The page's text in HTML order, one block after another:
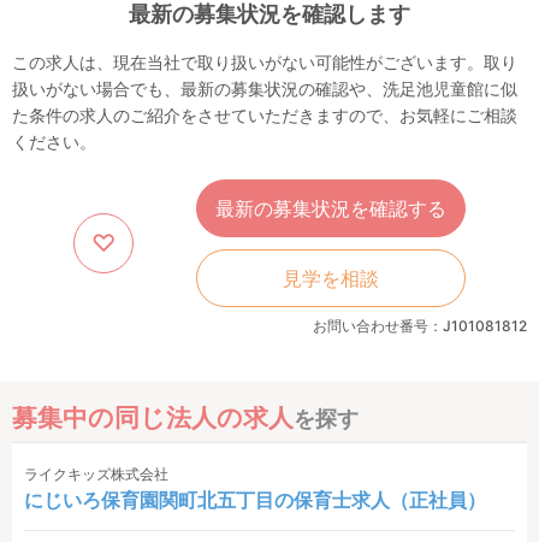
最新の募集状況を確認します
この求人は、現在当社で取り扱いがない可能性がございます。取り
扱いがない場合でも、最新の募集状況の確認や、洗足池児童館に似
た条件の求人のご紹介をさせていただきますので、お気軽にご相談
ください。
最新の募集状況を確認する
見学を相談
お問い合わせ番号：J101081812
募集中の同じ法人の求人を探す
ライクキッズ株式会社
にじいろ保育園関町北五丁目の保育士求人（正社員）